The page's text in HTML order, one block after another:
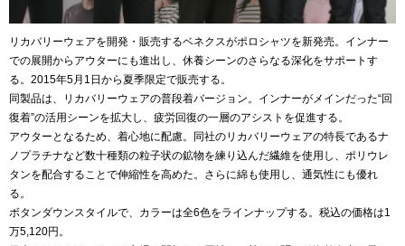
リカバリーウェアを開発・販売するベネクスがポロシャツを新発売。インナー
での展開からアウターにも進出し、休養シーンのさらなる深化をサポートす
る。 2015年5月 1 日から夏季限定で販売する。
同製品は、リカバリーウェアの普段着バージョン。インナーがメインだった“回
復着”の活用シーンを拡大し、疲労回復の一層のアシストを促進する。
アウターとなるため、着心地に配慮。同社のリカバリーウェアの特長であるナ
ノプラチナなど数十種類の粒子状の鉱物を練り込んだ繊維を使用し、ポリウレ
タンを配合することで伸縮性を高めた。さらに綿も使用し、通気性にも優れ
る。
ボタンダウンスタイルで、カラーは全6色をラインナップする。税込の価格は1
万5,120円。